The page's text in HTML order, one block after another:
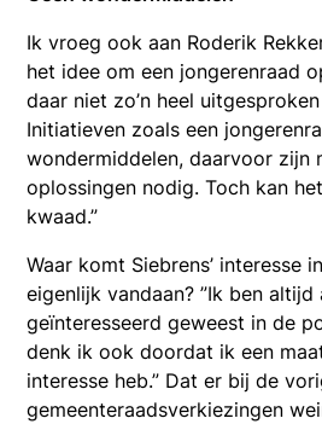
Ik vroeg ook aan Roderik
het idee om een jongerenraad
daar niet zo’n heel
Initiatieven zoals een
wondermiddelen, daarvoor zijn
oplossingen nodig. Toch kan
kwaad.”
Waar komt Siebrens’ interesse
eigenlijk vandaan? ”Ik ben altijd
geïnteresseerd geweest in de
denk ik ook doordat ik een
interesse heb.” Dat er bij de
gemeenteraadsverkiezingen